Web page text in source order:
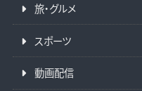
旅・グルメ
スポーツ
動画配信